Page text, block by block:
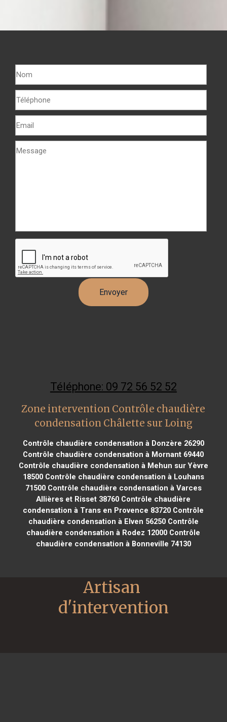
Téléphone: 09 72 56 52 52
Zone intervention Contrôle chaudière
condensation Châlette sur Loing
Contrôle chaudière condensation à Donzère 26290
Contrôle chaudière condensation à Mornant 69440
Contrôle chaudière condensation à Mehun sur Yèvre
18500Contrôle chaudière condensation à Louhans
71500Contrôle chaudière condensation à Varces
Allières et Risset 38760 Contrôle chaudière
condensation à Trans en Provence 83720 Contrôle
chaudière condensation à Elven 56250Contrôle
chaudière condensation à Rodez 12000 Contrôle
chaudière condensation à Bonneville 74130
Artisan
d'intervention